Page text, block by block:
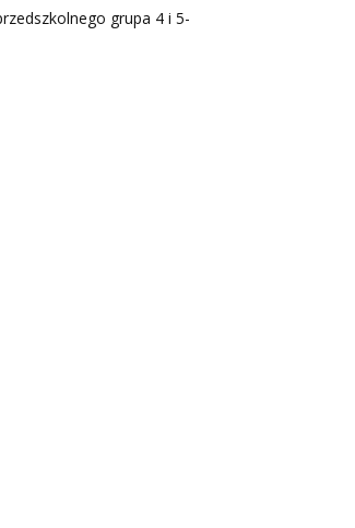
grupa 4 i 5-